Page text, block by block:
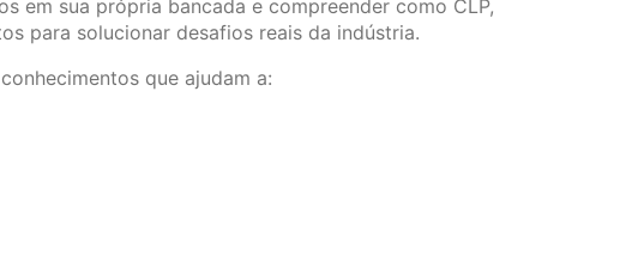
em sua própria bancada e compreender como CLP,
para solucionar desafios reais da indústria.
que ajudam a: